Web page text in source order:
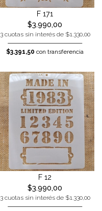
F 171
$3.990,00
3 cuotas sin interés de $1.330,00
$3.391,50 con transferencia
F 12
$3.990,00
3 cuotas sin interés de $1.330,00